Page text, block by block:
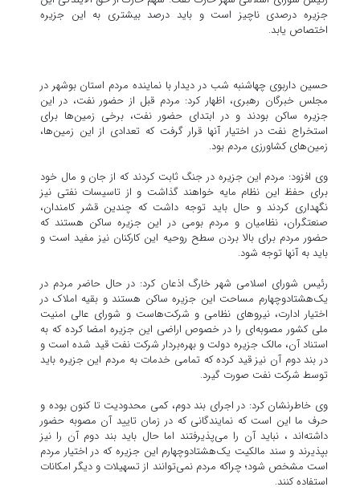
جزیره درصدی ناچیز است و باید درصد بیشتری به این جزیره
اختصاص یابد.
حسین داربوی چهاشنبه شب در دیدار با نماینده مردم استان بوشهر در
مجلس خبرگان رهبری، اظهار کرد: مردم قبل از حضور نفت، در این
جزیره ساکن بودند و در ابتدای حضور نفت، برخی زمین‌ها برای
استخراج نفت در اختیار آنها قرار گرفت که تعدادی از این زمین‌ها،
زمین‌های کشاورزی مردم بود.
وی افزود: مردم این جزیره در جنگ ثابت کردند که از جان و مال خود
برای حفظ این نظام مایه خواهند گذاشت و از تاسیسات نفتی نیز
نگهداری کردند و حال باید توجه داشت که چندین قشر کامندان،
صنعتگران، نظامیان و مردم بومی در این جزیره ساکن هستند که
حضور مردم برای بالا بردن سطح روحیه این کارکنان نیز مفید است و
باید به آنها توجه شود.
رئیس شورای اسلامی شهر خارگ اذعان کرد: در حال حاضر مردم در
یک‌هشتادوچهارم مساحت این جزیره ساکن هستند و بقیه املاک در
اختیار ادارت، نیروهای نظامی و شرکت‌هاست و شورای عالی امنیت
ملی کشور مصوبه‌ای را در خصوص اراضی این جزیره امضا کرده که به
استناد آن، مالک جزیره دولت و بهره‌بردار شرکت نفت قید شده است و
در بند دوم آن نیز قید کرده که تمامی خدمات به مردم این جزیره باید
توسط شرکت نفت صورت گیرد.
وی خاطرنشان کرد: در اجرای بند دوم، کمی محدودیت تا کنون بوده و
حرف ما این است که نمایندگانی که در زمان تایید آن مصوبه حضور
داشته‌اند ، نباید آن را می‌پذیرفتند اما حال باید بند دوم آن را نیز
بپذیرند و سند مالکیت یک‌هشتادوچهارم این جزیره که در اختیار مردم
است مشخص شود؛ چراکه مردم نمی‌توانند از تسهیلات و دیگر امکانات
استفاده کنند.